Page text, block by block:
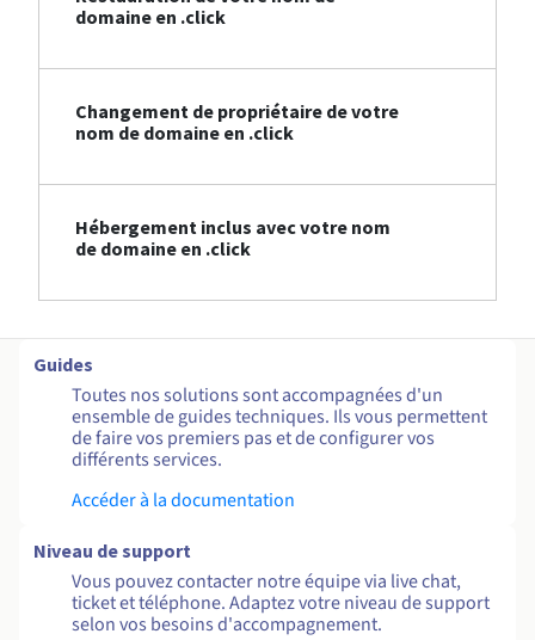
domaine en .click
Changement de propriétaire de votre
nom de domaine en .click
Hébergement inclus avec votre nom
de domaine en .click
Guides
Toutes nos solutions sont accompagnées d'un
ensemble de guides techniques. Ils vous permettent
de faire vos premiers pas et de configurer vos
différents services.
Accéder à la documentation
Niveau de support
Vous pouvez contacter notre équipe via live chat,
ticket et téléphone. Adaptez votre niveau de support
selon vos besoins d'accompagnement.